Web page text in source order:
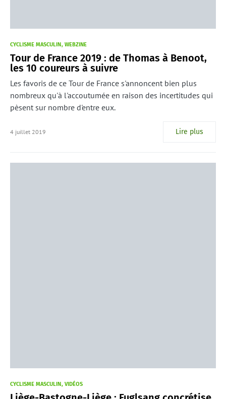
CYCLISME MASCULIN WEBZINE
Tour de France 2019 : de Thomas à Benoot,
les 10 coureurs à suivre
Les favoris de ce Tour de France s'annoncent bien plus
nombreux qu'à l'accoutumée en raison des incertitudes qui
pèsent sur nombre d'entre eux.
4 juillet 2019 Lire plus
CYCLISME MASCULIN VIDÉOS